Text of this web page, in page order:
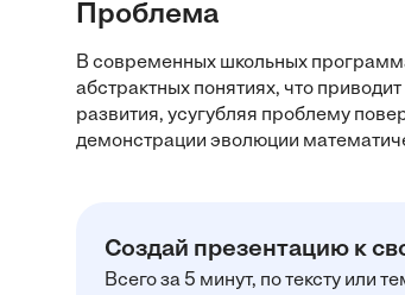
Проблема
В современных школьных
абстрактных понятиях, что
развития, усугубляя проблему
демонстрации эволюции
Создай презентацию к
Всего за 5 минут, по тексту или